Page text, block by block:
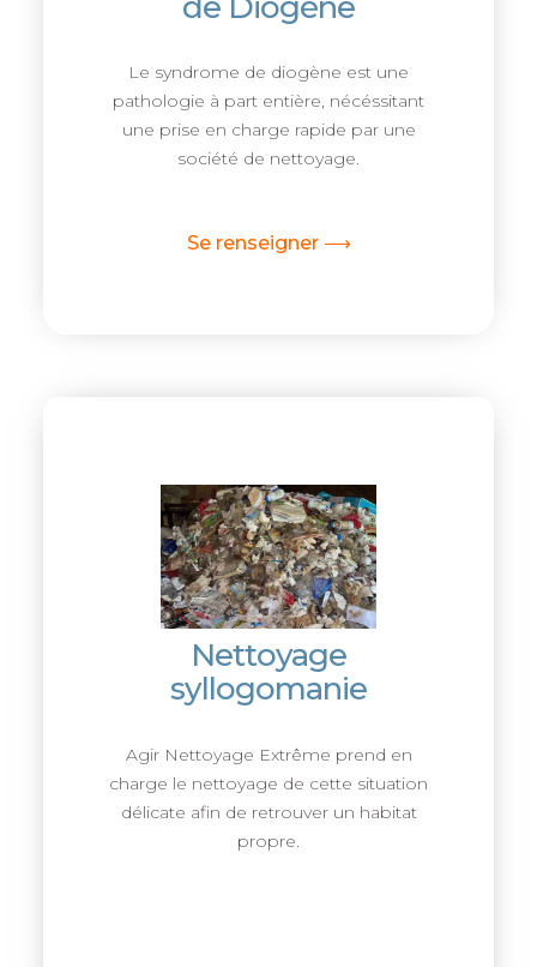
Le syndrome de diogène est une
pathologie à part entière, nécéssitant
une prise en charge rapide par une
société de nettoyage.
Se renseigner ⟶
Nettoyage
syllogomanie
Agir Nettoyage Extrême prend en
charge le nettoyage de cette situation
délicate afin de retrouver un habitat
propre.